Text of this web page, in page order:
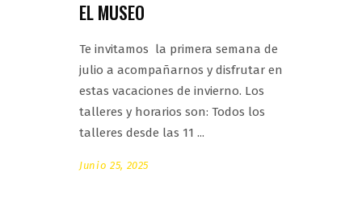
EL MUSEO
Te invitamos la primera semana de
julio a acompañarnos y disfrutar en
estas vacaciones de invierno. Los
talleres y horarios son: Todos los
talleres desde las 11
Junio 25, 2025